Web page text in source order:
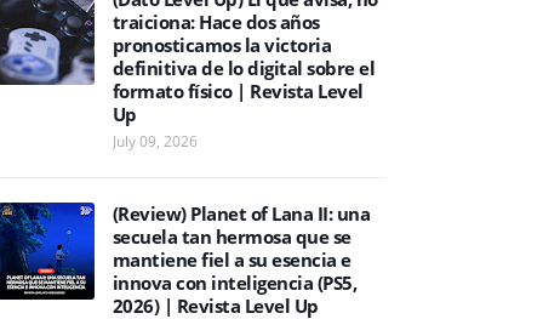
traiciona: Hace dos años
pronosticamos la victoria
definitiva de lo digital sobre el
formato físico | Revista Level
Up
July 09, 2026
(Review) Planet of Lana II: una
secuela tan hermosa que se
mantiene fiel a su esencia e
innova con inteligencia (PS5,
2026) | Revista Level Up